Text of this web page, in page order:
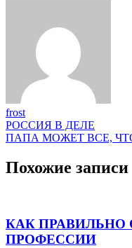
frost
Навигация
по
записям
РОССИЯ В ДЕЛЕ
ПАПА МОЖЕТ ВСЕ,
Похожие записи
КАК ПРАВИЛЬНО
ПРОФЕССИИ